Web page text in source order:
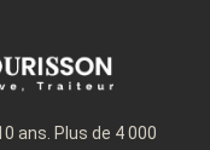
ans. Plus de 4 000